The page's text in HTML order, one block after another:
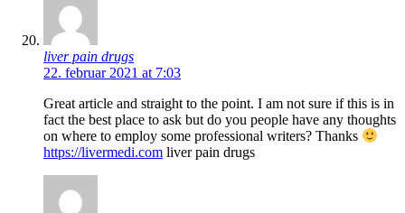
liver pain drugs
22. februar 2021 at 7:03
Great article and straight to the point. I am not sure if this is in
fact the best place to ask but do you people have any thoughts
on where to employ some professional writers? Thanks
https://livermedi.com liver pain drugs